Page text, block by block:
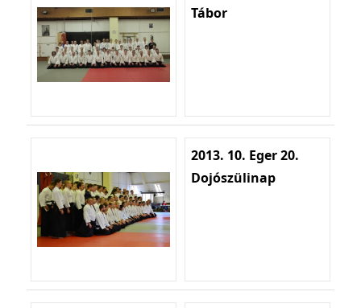
Tábor
2013. 10. Eger 20.
Dojószülinap